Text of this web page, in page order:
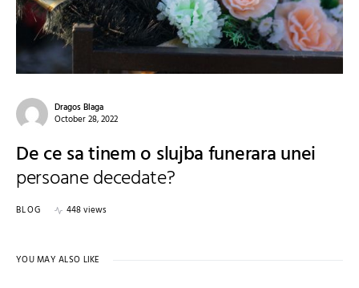
Dragos Blaga
October 28, 2022
De ce sa tinem o slujba funerara unei
persoane decedate?
BLOG 448 views
YOU MAY ALSO LIKE